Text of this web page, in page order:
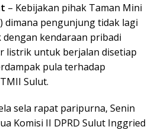
– Kebijakan pihak Taman Mini
dimana pengunjung tidak lagi
kendaraan pribadi
listrik untuk berjalan disetiap
pula terhadap
Sulut.
sela rapat paripurna, Senin
Komisi II DPRD Sulut Inggried